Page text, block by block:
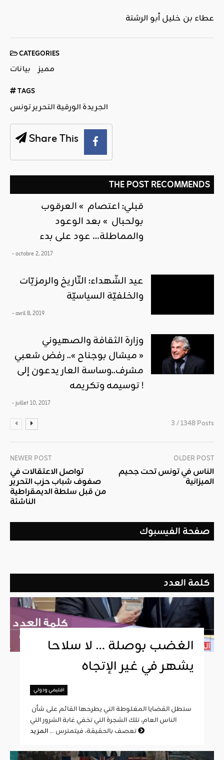
عطاء بن خليل أبو الرشتة
CATEGORIES
بيانات مميز
TAGS
الجريدة الورقية التحرير تونس
Share This
THE POST RECOMMENDS
قبلي: اعتصام » العرقوب
بولحبال » بعد الوعود
والمماطلة… عود على بدء
- octobre 2, 2017
عيد الشّهداء: التّاريخ والرمزيّات
والخلفيّة السياسيّة
- avril 8, 2019
وزارة الثقافة والصهيوني
« ميشال بوجناح ».. رفض شعبي
مشرف..وساسة العار يدعون إلى
توسيمه وتكريمه !
- juillet 10, 2017
3 / 1348 Posts
NEWER POST
تواصل الاعتقالات في
صفوف شباب حزب التحرير
من قبل سلطة الديمقراطية
الناشئة
OLDER POST
الناس في تونس تحت جحيم
الميزانية
صفحة الفيسبوك
كلمة العدد
الغضب بوصلة … لا سلاحا
يشهر في غير الإتجاه
اقليمي ودولي
الناس العام، تلك الشجرة التي تخفي غابة الشرور التي
تعصف بالحقيقة، فيتمترس ...